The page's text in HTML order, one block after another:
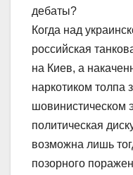
дебаты?
Когда над
российская
на Киев, а
наркотиком толпа
шовинистическом
политическая
возможна лишь
позорного